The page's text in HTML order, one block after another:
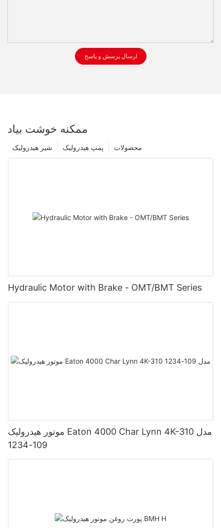
ارسال پرسش و پاسخ
ممکنه خوشت بیاد
محصولات پمپ هیدرولیک شیر هیدرولیک
Hydraulic Motor with Brake - OMT/BMT Series
موتور هیدرولیک Eaton 4000 Char Lynn 4K-310 مدل
109-1234